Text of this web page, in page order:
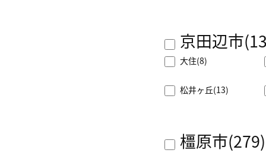
京田辺市
大住(8)
松井ヶ丘(13)
橿原市(279)